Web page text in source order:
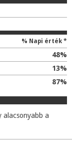
% Napi érték *
48%
13%
87%
alacsonyabb a